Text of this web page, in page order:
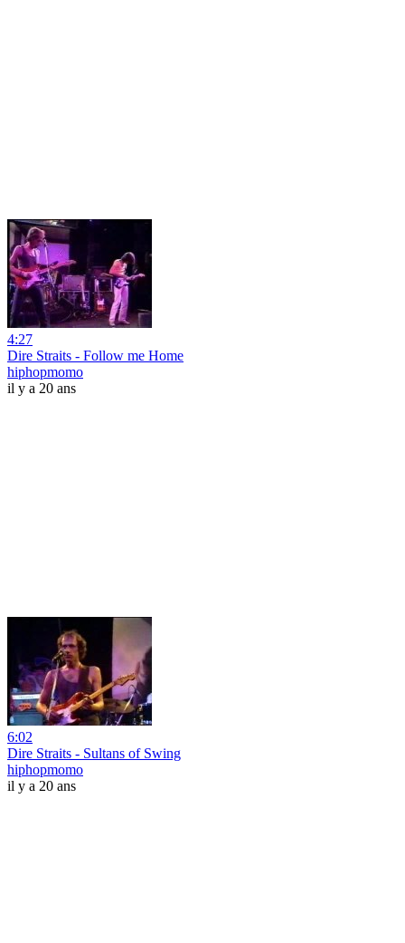
4:27
Dire Straits - Follow me Home
hiphopmomo
il y a 20 ans
6:02
Dire Straits - Sultans of Swing
hiphopmomo
il y a 20 ans